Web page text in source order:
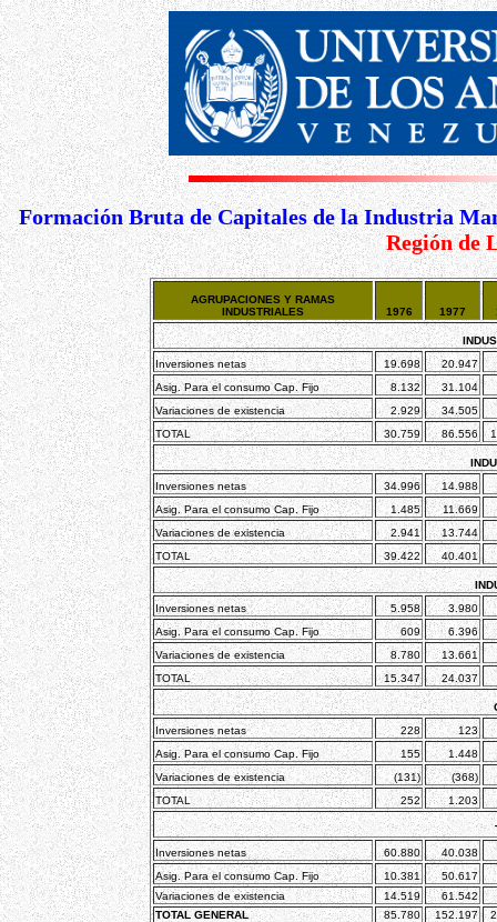
Formación Bruta de Capitales de la Industria
Región de
AGRUPACIONES Y RAMAS
INDUSTRIALES
1976 1977
Inversiones netas
19.698
20.947
Asig. Para el consumo Cap. Fijo
8.132
31.104
Variaciones de existencia
2.929
34.505
TOTAL
30.759 86.556
Inversiones netas
34.996
14.988
Asig. Para el consumo Cap. Fijo
1.485
11.669
Variaciones de existencia
2.941
13.744
TOTAL
39.422 40.401
Inversiones netas
5.958
3.980
Asig. Para el consumo Cap. Fijo
609
6.396
Variaciones de existencia
8.780
13.661
TOTAL
15.347 24.037
Inversiones netas
228
123
Asig. Para el consumo Cap. Fijo
155
1.448
Variaciones de existencia
(131)
(368)
TOTAL
252 1.203
Inversiones netas
60.880
40.038
Asig. Para el consumo Cap. Fijo
10.381
50.617
Variaciones de existencia
14.519
61.542
TOTAL GENERAL
85.780 152.197